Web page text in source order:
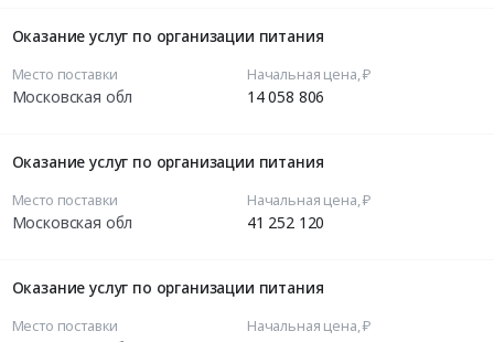
Оказание услуг по организации питания
Место поставки
Московская обл
Начальная цена, ₽
14 058 806
Оказание услуг по организации питания
Место поставки
Московская обл
Начальная цена, ₽
41 252 120
Оказание услуг по организации питания
Место поставки Начальная цена, ₽